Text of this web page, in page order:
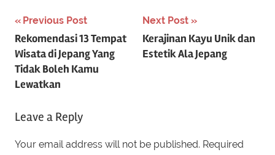
Post
navigation
Previous Post
Rekomendasi 13 Tempat
Wisata di Jepang Yang
Tidak Boleh Kamu
Lewatkan
Next Post
Kerajinan Kayu Unik dan
Estetik Ala Jepang
Leave a Reply
Your email address will not be published. Required